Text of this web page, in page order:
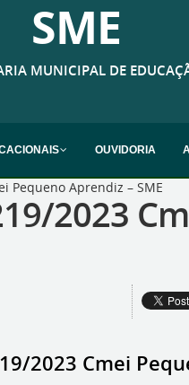
SME
MUNICIPAL DE
OUVIDORIA
Pequeno Aprendiz – SME
2023
2023 Cmei